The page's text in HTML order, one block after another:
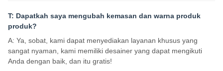
T: Dapatkah saya mengubah kemasan dan warna produk
produk?
A: Ya, sobat, kami dapat menyediakan layanan khusus yang
sangat nyaman, kami memiliki desainer yang dapat mengikuti
Anda dengan baik, dan itu gratis!